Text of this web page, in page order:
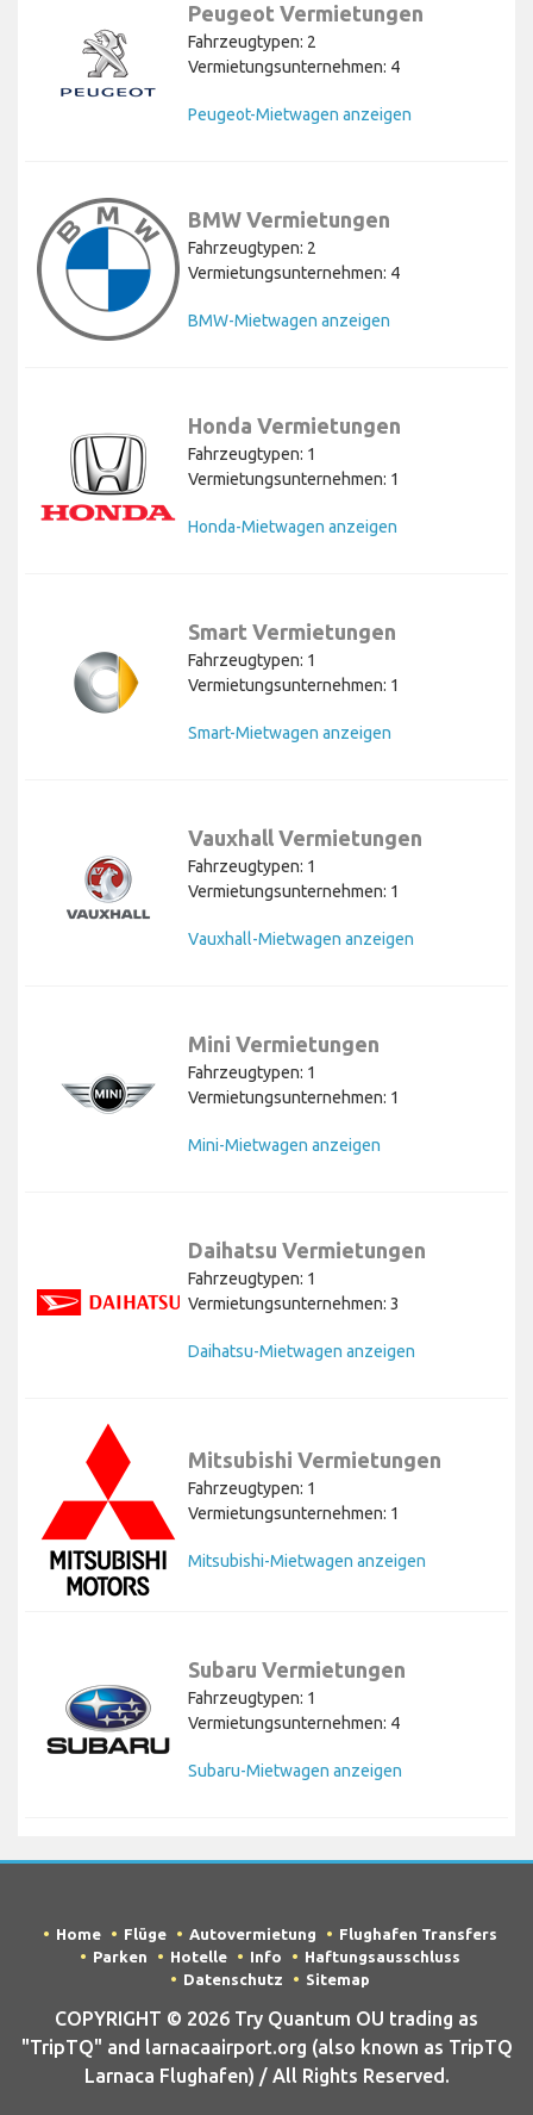
Peugeot Vermietungen
Fahrzeugtypen: 2
Vermietungsunternehmen: 4
Peugeot-Mietwagen anzeigen
BMW Vermietungen
Fahrzeugtypen: 2
Vermietungsunternehmen: 4
BMW-Mietwagen anzeigen
Honda Vermietungen
Fahrzeugtypen: 1
Vermietungsunternehmen: 1
Honda-Mietwagen anzeigen
Smart Vermietungen
Fahrzeugtypen: 1
Vermietungsunternehmen: 1
Smart-Mietwagen anzeigen
Vauxhall Vermietungen
Fahrzeugtypen: 1
Vermietungsunternehmen: 1
Vauxhall-Mietwagen anzeigen
Mini Vermietungen
Fahrzeugtypen: 1
Vermietungsunternehmen: 1
Mini-Mietwagen anzeigen
Daihatsu Vermietungen
Fahrzeugtypen: 1
Vermietungsunternehmen: 3
Daihatsu-Mietwagen anzeigen
Mitsubishi Vermietungen
Fahrzeugtypen: 1
Vermietungsunternehmen: 1
Mitsubishi-Mietwagen anzeigen
Subaru Vermietungen
Fahrzeugtypen: 1
Vermietungsunternehmen: 4
Subaru-Mietwagen anzeigen
Home Flüge Autovermietung
Flughafen Transfers
Parken
Hotelle Info
Haftungsausschluss
Datenschutz
Sitemap
COPYRIGHT © 2026 Try Quantum OU trading as
"TripTQ" and larnacaairport.org (also known as TripTQ
Larnaca Flughafen) / All Rights Reserved.